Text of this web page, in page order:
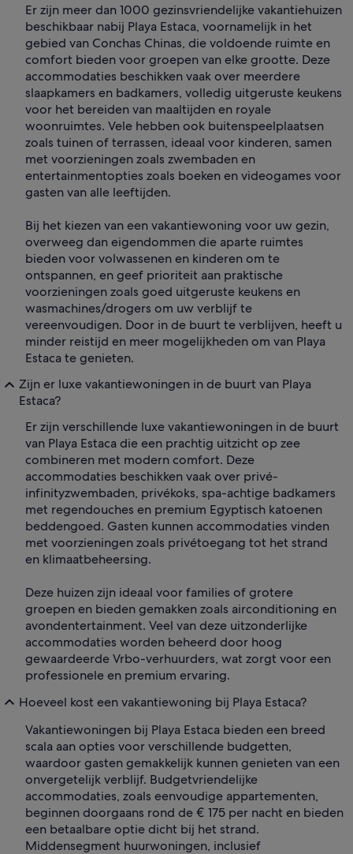
Er zijn meer dan 1000 gezinsvriendelijke vakantiehuizen
beschikbaar nabij Playa Estaca, voornamelijk in het
gebied van Conchas Chinas, die voldoende ruimte en
comfort bieden voor groepen van elke grootte. Deze
accommodaties beschikken vaak over meerdere
slaapkamers en badkamers, volledig uitgeruste keukens
voor het bereiden van maaltijden en royale
woonruimtes. Vele hebben ook buitenspeelplaatsen
zoals tuinen of terrassen, ideaal voor kinderen, samen
met voorzieningen zoals zwembaden en
entertainmentopties zoals boeken en videogames voor
gasten van alle leeftijden.
Bij het kiezen van een vakantiewoning voor uw gezin,
overweeg dan eigendommen die aparte ruimtes
bieden voor volwassenen en kinderen om te
ontspannen, en geef prioriteit aan praktische
voorzieningen zoals goed uitgeruste keukens en
wasmachines/drogers om uw verblijf te
vereenvoudigen. Door in de buurt te verblijven, heeft u
minder reistijd en meer mogelijkheden om van Playa
Estaca te genieten.
Zijn er luxe vakantiewoningen in de buurt van Playa
Estaca?
Er zijn verschillende luxe vakantiewoningen in de buurt
van Playa Estaca die een prachtig uitzicht op zee
combineren met modern comfort. Deze
accommodaties beschikken vaak over privé-
infinityzwembaden, privékoks, spa-achtige badkamers
met regendouches en premium Egyptisch katoenen
beddengoed. Gasten kunnen accommodaties vinden
met voorzieningen zoals privétoegang tot het strand
en klimaatbeheersing.
Deze huizen zijn ideaal voor families of grotere
groepen en bieden gemakken zoals airconditioning en
avondentertainment. Veel van deze uitzonderlijke
accommodaties worden beheerd door hoog
gewaardeerde Vrbo-verhuurders, wat zorgt voor een
professionele en premium ervaring.
Hoeveel kost een vakantiewoning bij Playa Estaca?
Vakantiewoningen bij Playa Estaca bieden een breed
scala aan opties voor verschillende budgetten,
waardoor gasten gemakkelijk kunnen genieten van een
onvergetelijk verblijf. Budgetvriendelijke
accommodaties, zoals eenvoudige appartementen,
beginnen doorgaans rond de € 175 per nacht en bieden
een betaalbare optie dicht bij het strand.
Middensegment huurwoningen, inclusief